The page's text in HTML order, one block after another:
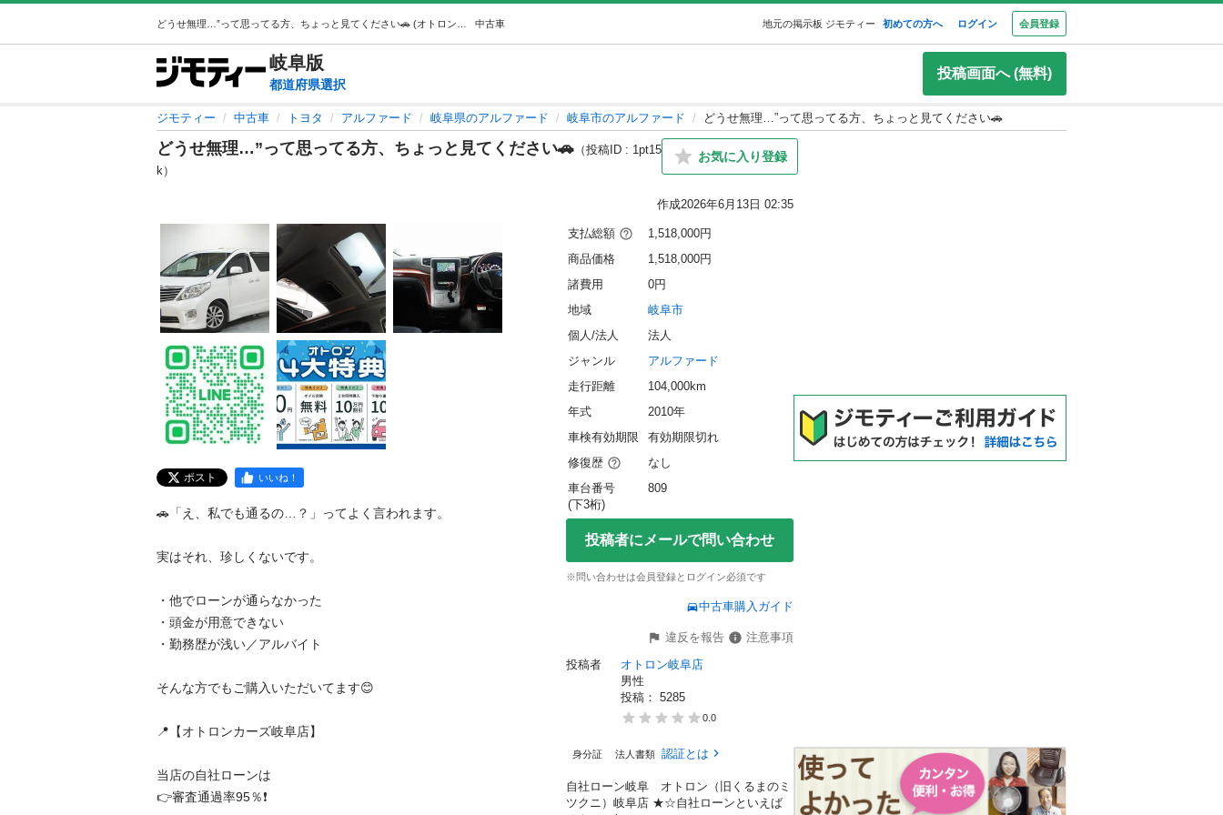
中古車 地元の掲示板 ジモティー 初めての方へ ログイン 会員登録
岐阜版
都道府県選択
投稿画面へ (無料)
ジモティー 中古車 トヨタ アルファード 岐阜県のアルファード 岐阜市のアルファード どうせ無理…”って思ってる方、ちょっと見てください🚗
どうせ無理…”って思ってる方、ちょっと見てください🚗 （投稿ID : 1pt15
k）
お気に入り登録
作成2026年6月13日 02:35
ポスト いいね！
🚗「え、私でも通るの…？」ってよく言われます。
実はそれ、珍しくないです。
・他でローンが通らなかった
・頭金が用意できない
・勤務歴が浅い／アルバイト
そんな方でもご購入いただいてます😊
📍【オトロンカーズ岐阜店】
当店の自社ローンは
👉審査通過率95％❗️
支払総額
1,518,000円
商品価格
1,518,000円
諸費用
0円
地域
岐阜市
個人/法人
法人
ジャンル
アルファード
走行距離
104,000km
年式
2010年
車検有効期限
有効期限切れ
修復歴
なし
車台番号
(下3桁)
809
投稿者にメールで問い合わせ
※問い合わせは会員登録とログイン必須です
中古車購入ガイド
違反を報告
注意事項
投稿者
オトロン岐阜店
男性
投稿： 5285
0.0
身分証 法人書類 認証とは
自社ローン岐阜 オトロン（旧くるまのミ
ツクニ）岐阜店 ★☆自社ローンといえば